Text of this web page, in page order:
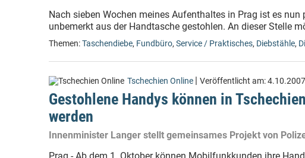
Nach sieben Wochen meines Aufenthaltes in Prag ist es
unbemerkt aus der Handtasche gestohlen. An dieser Stelle
Themen:Taschendiebe, Fundbüro, Service / Praktisches, Diebstähle,
Tschechien Online | Veröffentlicht am:4.10.2007
Gestohlene Handys können in
werden
Innenminister Langer stellt gemeinsames Projekt von